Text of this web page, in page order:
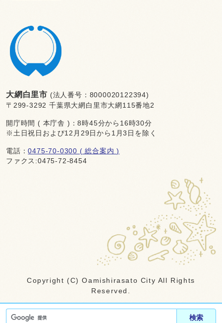
検索
大網白里市 (法人番号：8000020122394)
〒299-3292 千葉県大網白里市大網115番地2
開庁時間 ( 本庁舎 )：8時45分から16時30分
※土日祝日および12月29日から1月3日を除く
電話：0475-70-0300 ( 総合案内 )
ファクス:0475-72-8454
Copyright (C) Oamishirasato City All Rights
Reserved.